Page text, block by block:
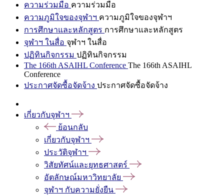
ความร่วมมือ ความร่วมมือ
ความภูมิใจของจุฬาฯ ความภูมิใจของจุฬาฯ
การศึกษาและหลักสูตร การศึกษาและหลักสูตร
จุฬาฯ ในสื่อ จุฬาฯ ในสื่อ
ปฏิทินกิจกรรม ปฏิทินกิจกรรม
The 166th ASAIHL Conference The 166th ASAIHL
Conference
ประกาศจัดซื้อจัดจ้าง ประกาศจัดซื้อจัดจ้าง
เกี่ยวกับจุฬาฯ
ย้อนกลับ
เกี่ยวกับจุฬาฯ
ประวัติจุฬาฯ
วิสัยทัศน์และยุทธศาสตร์
อัตลักษณ์มหาวิทยาลัย
จุฬาฯ กับความยั่งยืน